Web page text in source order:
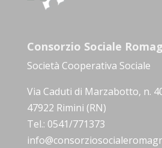
Consorzio Sociale
Società Cooperativa Sociale
Via Caduti di Marzabotto, n.
47922 Rimini (RN)
Tel.: 0541/771373